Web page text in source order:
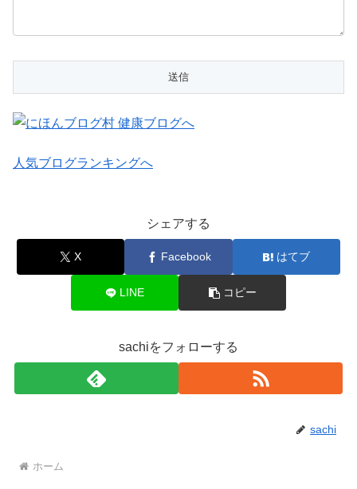
人気ブログランキングへ
シェアする
X Facebook はてブ
LINE コピー
sachiをフォローする
sachi
ホーム